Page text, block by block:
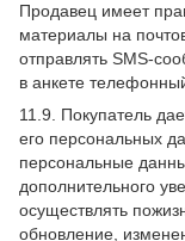
Продавец имеет
материалы на
отправлять SMS-
в анкете
11.9. Покупатель
его персональных
персональные
дополнительного
осуществлять
обновление,